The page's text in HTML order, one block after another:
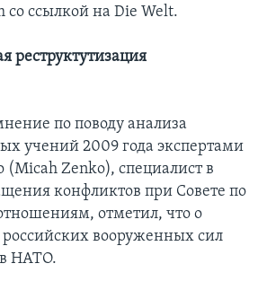
со ссылкой на Die Welt.
реструктутизация
по поводу анализа
учений 2009 года экспертами
Zenko), специалист в
конфликтов при Совете по
отметил, что о
вооруженных сил
в НАТО.